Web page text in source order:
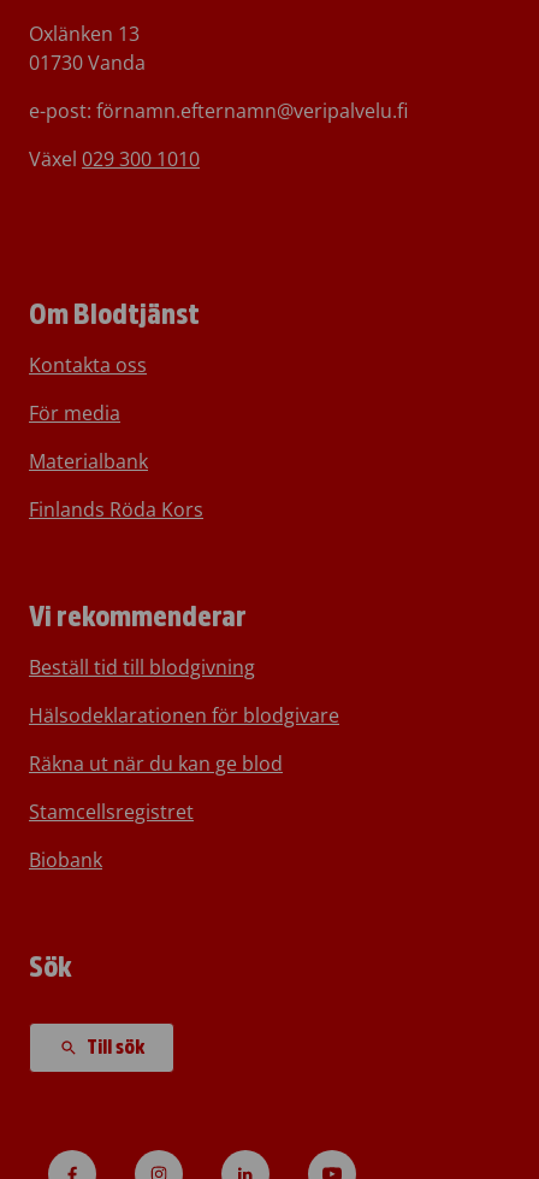
Oxlänken 13
01730 Vanda
e-post: förnamn.efternamn@veripalvelu.fi
Växel 029 300 1010
Om Blodtjänst
Kontakta oss
För media
Materialbank
Finlands Röda Kors
Vi rekommenderar
Beställ tid till blodgivning
Hälsodeklarationen för blodgivare
Räkna ut när du kan ge blod
Stamcellsregistret
Biobank
Sök
Till sök